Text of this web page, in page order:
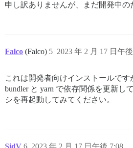
申し訳ありませんが、まだ開発中の
Falco (Falco) 2023 年 2 月 17 日午
5
これは開発者向けインストールです
bundler と yarn で依存関係を更新し
シを再起動してみてください。